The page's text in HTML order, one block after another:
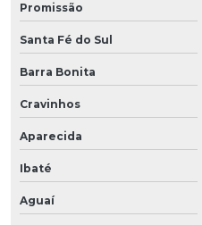
Promissão
Santa Fé do Sul
Barra Bonita
Cravinhos
Aparecida
Ibaté
Aguaí